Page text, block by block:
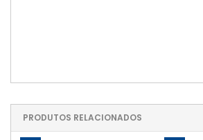
PRODUTOS RELACIONADOS